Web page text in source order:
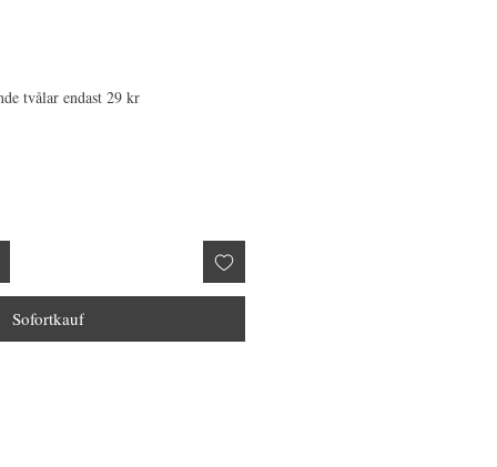
tvålar endast 29 kr
Sofortkauf